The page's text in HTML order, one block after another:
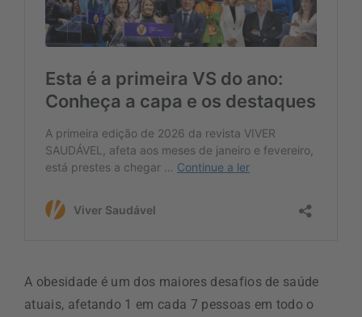
A obesidade é um dos maiores desafios de saúde
atuais, afetando 1 em cada 7 pessoas em todo o